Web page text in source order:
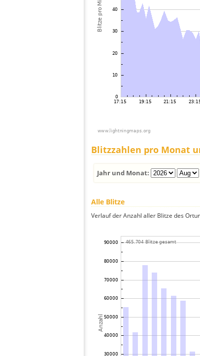
Blitzzahlen pro Monat
Jahr und Monat:
Alle Blitze
Verlauf der Anzahl aller Blitze des